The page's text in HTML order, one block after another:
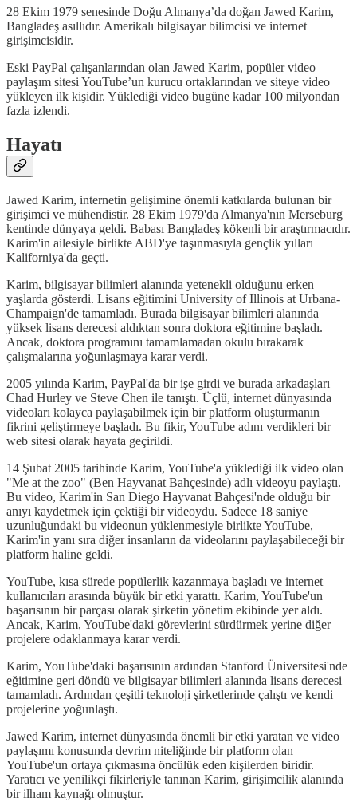
28 Ekim 1979 senesinde Doğu Almanya’da doğan Jawed Karim,
Bangladeş asıllıdır. Amerikalı bilgisayar bilimcisi ve internet
girişimcisidir.
Eski PayPal çalışanlarından olan Jawed Karim, popüler video
paylaşım sitesi YouTube’un kurucu ortaklarından ve siteye video
yükleyen ilk kişidir. Yüklediği video bugüne kadar 100 milyondan
fazla izlendi.
Hayatı
Jawed Karim, internetin gelişimine önemli katkılarda bulunan bir
girişimci ve mühendistir. 28 Ekim 1979'da Almanya'nın Merseburg
kentinde dünyaya geldi. Babası Bangladeş kökenli bir araştırmacıdır.
Karim'in ailesiyle birlikte ABD'ye taşınmasıyla gençlik yılları
Kaliforniya'da geçti.
Karim, bilgisayar bilimleri alanında yetenekli olduğunu erken
yaşlarda gösterdi. Lisans eğitimini University of Illinois at Urbana-
Champaign'de tamamladı. Burada bilgisayar bilimleri alanında
yüksek lisans derecesi aldıktan sonra doktora eğitimine başladı.
Ancak, doktora programını tamamlamadan okulu bırakarak
çalışmalarına yoğunlaşmaya karar verdi.
2005 yılında Karim, PayPal'da bir işe girdi ve burada arkadaşları
Chad Hurley ve Steve Chen ile tanıştı. Üçlü, internet dünyasında
videoları kolayca paylaşabilmek için bir platform oluşturmanın
fikrini geliştirmeye başladı. Bu fikir, YouTube adını verdikleri bir
web sitesi olarak hayata geçirildi.
14 Şubat 2005 tarihinde Karim, YouTube'a yüklediği ilk video olan
"Me at the zoo" (Ben Hayvanat Bahçesinde) adlı videoyu paylaştı.
Bu video, Karim'in San Diego Hayvanat Bahçesi'nde olduğu bir
anıyı kaydetmek için çektiği bir videoydu. Sadece 18 saniye
uzunluğundaki bu videonun yüklenmesiyle birlikte YouTube,
Karim'in yanı sıra diğer insanların da videolarını paylaşabileceği bir
platform haline geldi.
YouTube, kısa sürede popülerlik kazanmaya başladı ve internet
kullanıcıları arasında büyük bir etki yarattı. Karim, YouTube'un
başarısının bir parçası olarak şirketin yönetim ekibinde yer aldı.
Ancak, Karim, YouTube'daki görevlerini sürdürmek yerine diğer
projelere odaklanmaya karar verdi.
Karim, YouTube'daki başarısının ardından Stanford Üniversitesi'nde
eğitimine geri döndü ve bilgisayar bilimleri alanında lisans derecesi
tamamladı. Ardından çeşitli teknoloji şirketlerinde çalıştı ve kendi
projelerine yoğunlaştı.
Jawed Karim, internet dünyasında önemli bir etki yaratan ve video
paylaşımı konusunda devrim niteliğinde bir platform olan
YouTube'un ortaya çıkmasına öncülük eden kişilerden biridir.
Yaratıcı ve yenilikçi fikirleriyle tanınan Karim, girişimcilik alanında
bir ilham kaynağı olmuştur.